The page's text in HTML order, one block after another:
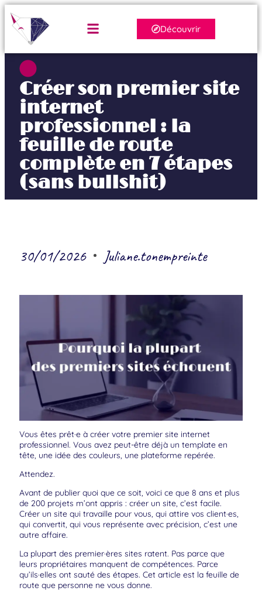
Découvrir
Créer son premier site
internet
professionnel : la
feuille de route
complète en 7 étapes
(sans bullshit)
30/01/2026 Juliane.tonempreinte
Vous êtes prêt·e à créer votre premier site internet
professionnel. Vous avez peut-être déjà un template en
tête, une idée des couleurs, une plateforme repérée.
Attendez.
Avant de publier quoi que ce soit, voici ce que 8 ans et plus
de 200 projets m’ont appris : créer un site, c’est facile.
Créer un site qui travaille pour vous, qui attire vos client·es,
qui convertit, qui vous représente avec précision, c’est une
autre affaire.
La plupart des premier·ères sites ratent. Pas parce que
leurs propriétaires manquent de compétences. Parce
qu’ils·elles ont sauté des étapes. Cet article est la feuille de
route que personne ne vous donne.